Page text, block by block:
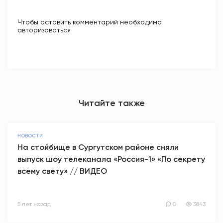
Чтобы оставить комментарий необходимо
авторизоваться
Читайте также
НОВОСТИ
На стойбище в Сургутском районе сняли
выпуск шоу телеканала «Россия-1» «По секрету
всему свету» // ВИДЕО
5 лет назад 0 3843